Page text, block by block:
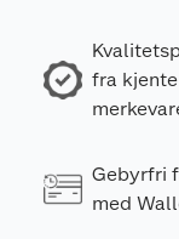
fra kjente
Gebyrfri
med